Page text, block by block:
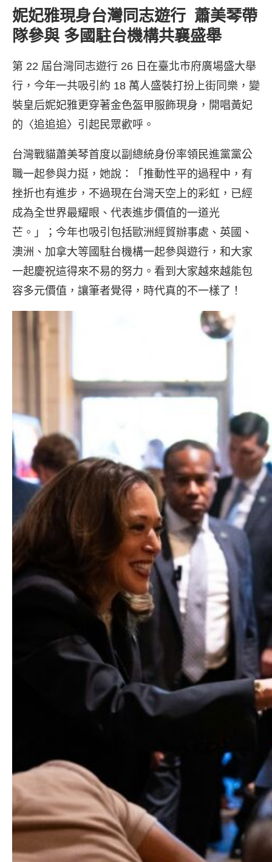
妮妃雅現身台灣同志遊行 蕭美琴帶
隊參與 多國駐台機構共襄盛舉
第 22 屆台灣同志遊行 26 日在臺北市府廣場盛大舉
行，今年一共吸引約 18 萬人盛裝打扮上街同樂，變
裝皇后妮妃雅更穿著金色盔甲服飾現身，開唱黃妃
的〈追追追〉引起民眾歡呼。
台灣戰貓蕭美琴首度以副總統身份率領民進黨黨公
職一起參與力挺，她說：「推動性平的過程中，有
挫折也有進步，不過現在台灣天空上的彩虹，已經
成為全世界最耀眼、代表進步價值的一道光
芒。」；今年也吸引包括歐洲經貿辦事處、英國、
澳洲、加拿大等國駐台機構一起參與遊行，和大家
一起慶祝這得來不易的努力。看到大家越來越能包
容多元價值，讓筆者覺得，時代真的不一樣了！